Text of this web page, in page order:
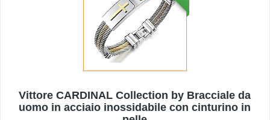
Vittore CARDINAL Collection by Bracciale da
uomo in acciaio inossidabile con cinturino in